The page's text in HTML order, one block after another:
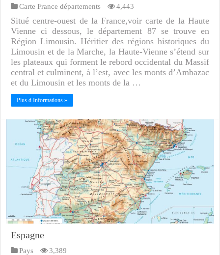
Carte France départements 4,443
Situé centre-ouest de la France,voir carte de la Haute
Vienne ci dessous, le département 87 se trouve en
Région Limousin. Héritier des régions historiques du
Limousin et de la Marche, la Haute-Vienne s’étend sur
les plateaux qui forment le rebord occidental du Massif
central et culminent, à l’est, avec les monts d’Ambazac
et du Limousin et les monts de la …
Plus d Informations »
Espagne
Pays 3,389